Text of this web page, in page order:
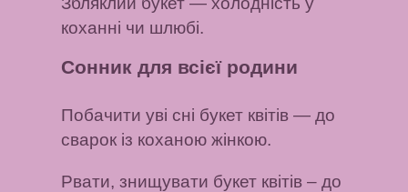
коханні чи шлюбі.
Сонник для всієї родини
Побачити уві сні букет квітів — до
сварок із коханою жінкою.
Рвати, знищувати букет квітів – до